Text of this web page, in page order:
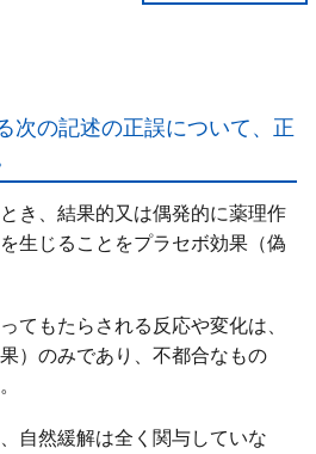
応需を行う際には、「十分に
である。
と母体の血液とが混ざらない仕
がある。母体が医薬品を使用
関門によって、どの程度医薬
行が防御されるかは、未解明の
次の記述の正誤について、正
き、結果的又は偶発的に薬理作
生じることをプラセボ効果（偽
てもたらされる反応や変化は、
）のみであり、不都合なもの
自然緩解は全く関与していな